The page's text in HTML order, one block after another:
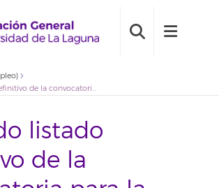
Segundo listado definitivo de la convocatoria para la constitución de una bolsa de empleo para participar en «Actividades de investigación relacionadas con indicadores fisiológicos de estrés hídrico en reforestaciones» (2022BDE032)
listado
de la